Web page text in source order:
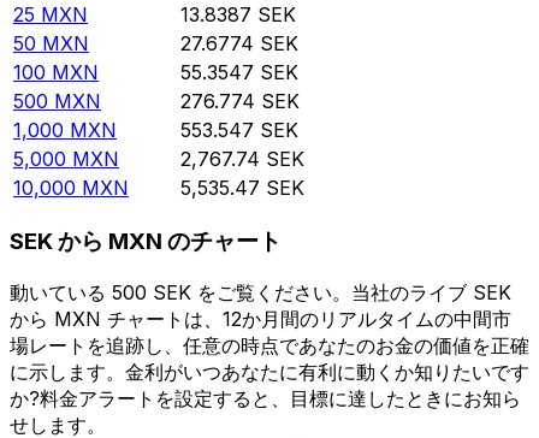
25 MXN 13.8387 SEK
50 MXN 27.6774 SEK
100 MXN 55.3547 SEK
500 MXN 276.774 SEK
1,000 MXN 553.547 SEK
5,000 MXN 2,767.74 SEK
10,000 MXN 5,535.47 SEK
SEK から MXN のチャート
動いている 500 SEK をご覧ください。当社のライブ SEK
から MXN チャートは、12か月間のリアルタイムの中間市
場レートを追跡し、任意の時点であなたのお金の価値を正確
に示します。金利がいつあなたに有利に動くか知りたいです
か?料金アラートを設定すると、目標に達したときにお知ら
せします。